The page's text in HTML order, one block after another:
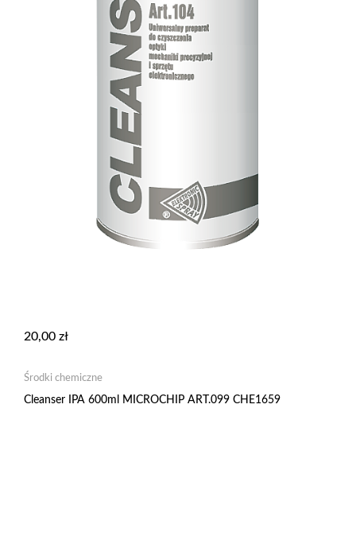
20,00 zł
Środki chemiczne
Cleanser IPA 600ml MICROCHIP ART.099 CHE1659